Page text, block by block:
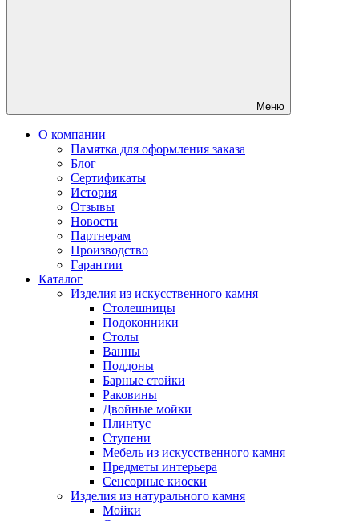
Меню
О компании
Памятка для оформления заказа
Блог
Сертификаты
История
Отзывы
Новости
Партнерам
Производство
Гарантии
Каталог
Изделия из искусственного камня
Столешницы
Подоконники
Столы
Ванны
Поддоны
Барные стойки
Раковины
Двойные мойки
Плинтус
Ступени
Мебель из искусственного камня
Предметы интерьера
Сенсорные киоски
Изделия из натурального камня
Мойки